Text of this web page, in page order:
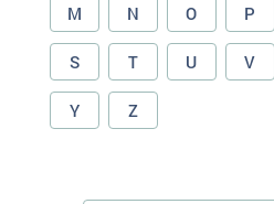
M N O P
S T U V
Y Z